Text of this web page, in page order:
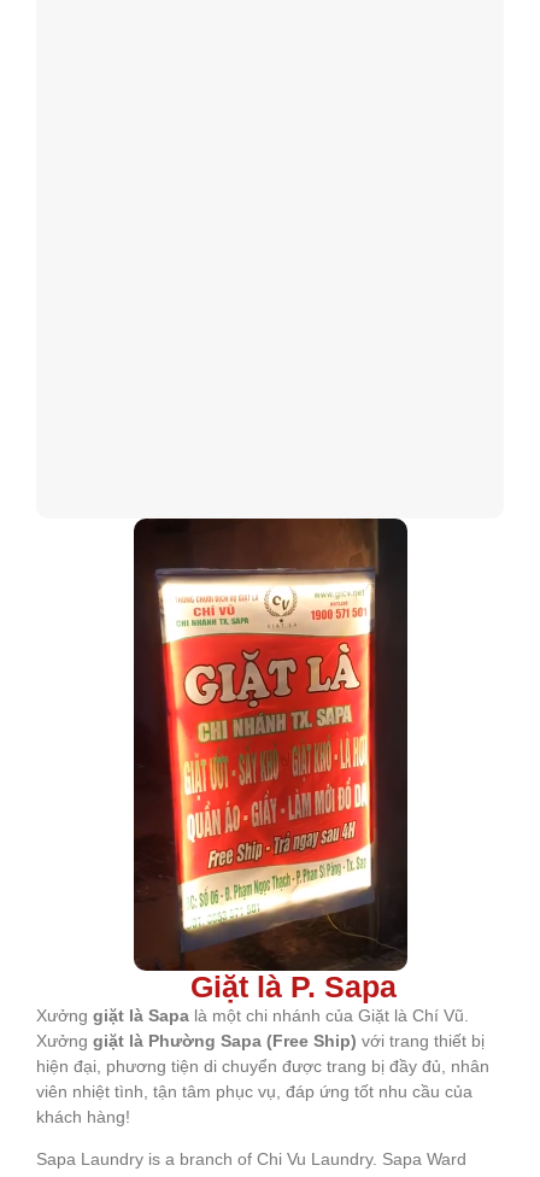
Giặt là P. Sapa
Xưởng giặt là Sapa là một chi nhánh của Giặt là Chí Vũ.
Xưởng giặt là Phường Sapa (Free Ship) với trang thiết bị
hiện đại, phương tiện di chuyển được trang bị đầy đủ, nhân
viên nhiệt tình, tận tâm phục vụ, đáp ứng tốt nhu cầu của
khách hàng!
Sapa Laundry is a branch of Chi Vu Laundry. Sapa Ward